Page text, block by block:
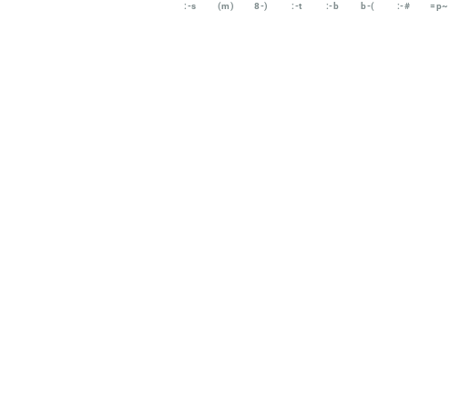
:-s (m) 8-) :-t :-b b-( :-# =p~